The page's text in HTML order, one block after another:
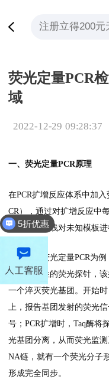
荧光定量PCR
域
2022-12-29 09:28:37
一、荧光定量PCR原理
在PCR扩增反应体系中加
CR），通过对扩增反应中
通过标准曲线对未知模板进
以探针法荧光定量PCR为
一个特异性的荧光探针，
一个淬灭荧光基团。开始
上，报告基团发射的荧光
号；PCR扩增时，Taq酶将
光基团分离，从而荧光监
NA链，就有一个荧光分子
形成完全同步。
5折优惠